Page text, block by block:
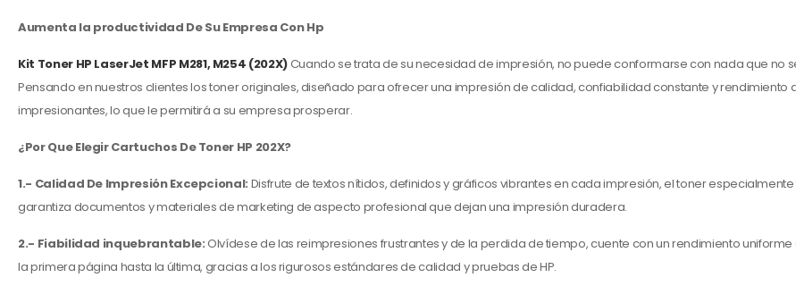
Aumenta la productividad De Su Empresa Con Hp
Kit Toner HP LaserJet MFP M281, M254 (202X)Cuando se trata de su necesidad de impresión, no puede conformarse con nada que no
Pensando en nuestros clientes los toneroriginales, diseñado para ofrecer una impresión de calidad, confiabilidad constante y rendimiento
impresionantes, lo que le permitirá a su empresa prosperar.
¿Por Que Elegir Cartuchos De Toner HP 202X?
1.- Calidad De Impresión Excepcional: Disfrute de textos nítidos, definidos y gráficos vibrantes en cada impresión, el toner
garantiza documentos y materiales de marketing de aspecto profesional que dejan una impresión duradera.
2.- Fiabilidad inquebrantable:Olvídese de las reimpresiones frustrantes y de la perdida de tiempo, cuente con un rendimiento
la primera página hasta la última, gracias a los rigurosos estándares de calidad y pruebas de HP.